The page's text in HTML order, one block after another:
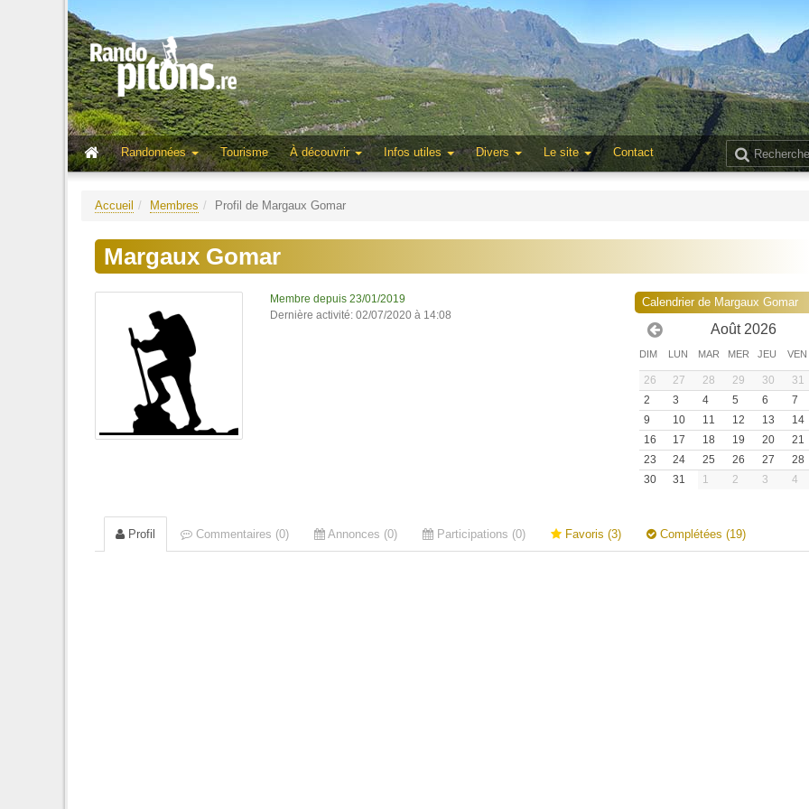
Randonnées
Tourisme À découvrir Infos utiles Divers Le site Contact
Accueil Membres Profil de Margaux Gomar
Margaux Gomar
Membre depuis 23/01/2019
Dernière activité: 02/07/2020 à 14:08
Calendrier de Margaux Gomar
Août 2026
DIM LUN MAR MER JEU VEN
26 27 28 29 30 31
2
3 4 5 6 7
9
10 11 12 13 14
16
17 18 19 20 21
23
24 25 26 27 28
30
31 1 2 3 4
Profil Commentaires (0) Annonces (0) Participations (0) Favoris (3) Complétées (19)